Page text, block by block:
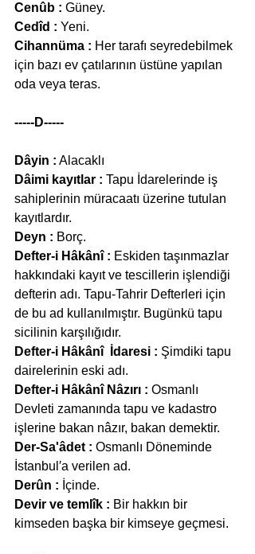
Cenûb : Güney.
Cedîd : Yeni.
Cihannüma : Her tarafı seyredebilmek
için bazı ev çatılarının üstüne yapılan
oda veya teras.
-----D-----
Dâyin : Alacaklı
Dâimi kayıtlar : Tapu İdarelerinde iş
sahiplerinin müracaatı üzerine tutulan
kayıtlardır.
Deyn : Borç.
Defter-i Hâkânî : Eskiden taşınmazlar
hakkındaki kayıt ve tescillerin işlendiği
defterin adı. Tapu-Tahrir Defterleri için
de bu ad kullanılmıştır. Bugünkü tapu
sicilinin karşılığıdır.
Defter-i Hâkânî  İdaresi : Şimdiki tapu
dairelerinin eski adı.
Defter-i Hâkânî Nâzırı : Osmanlı
Devleti zamanında tapu ve kadastro
işlerine bakan nâzır, bakan demektir.
Der-Sa'âdet : Osmanlı Döneminde
İstanbul′a verilen ad.
Derûn : İçinde.
Devir ve temlîk : Bir hakkın bir
kimseden başka bir kimseye geçmesi.